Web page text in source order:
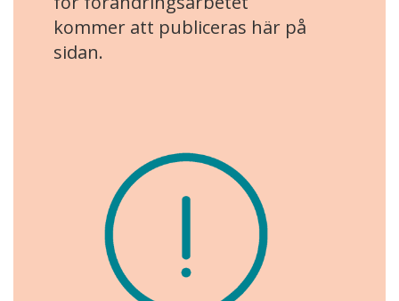
kommer att publiceras här på
sidan.